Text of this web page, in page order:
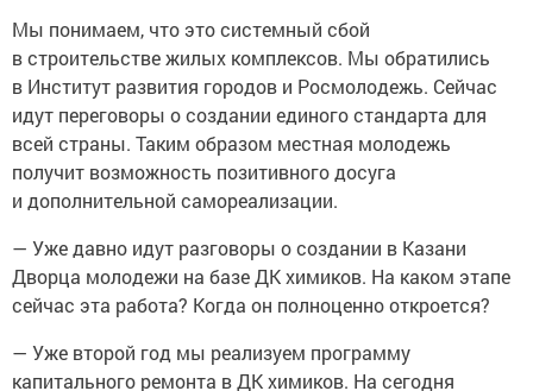
Мы понимаем, что это системный сбой
в строительстве жилых комплексов. Мы обратились
в Институт развития городов и Росмолодежь. Сейчас
идут переговоры о создании единого стандарта для
всей страны. Таким образом местная молодежь
получит возможность позитивного досуга
и дополнительной самореализации.
— Уже давно идут разговоры о создании в Казани
Дворца молодежи на базе ДК химиков. На каком этапе
сейчас эта работа? Когда он полноценно откроется?
— Уже второй год мы реализуем программу
капитального ремонта в ДК химиков. На сегодня